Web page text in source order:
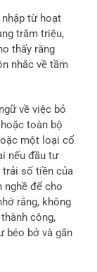
nhập từ hoạt
trăm triệu,
thấy rằng
nhắc về tầm
về việc bỏ
toàn bộ
một loại cổ
nếu đầu tư
trải số tiền của
nghề để cho
rằng, không
công,
béo bở và gắn